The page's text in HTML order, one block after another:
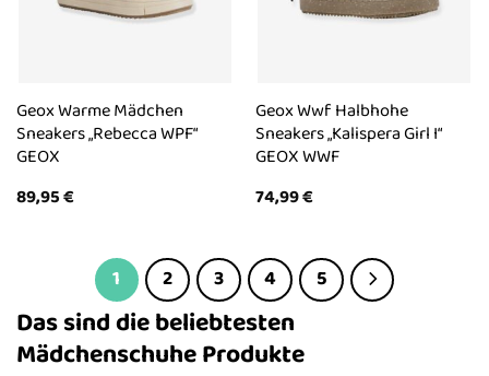
Geox Warme Mädchen
Sneakers „Rebecca WPF“
GEOX
89,95€
Geox Wwf Halbhohe
Sneakers „Kalispera Girl I“
GEOX WWF
74,99€
1 2 3 4 5
Das sind die beliebtesten
Mädchenschuhe Produkte